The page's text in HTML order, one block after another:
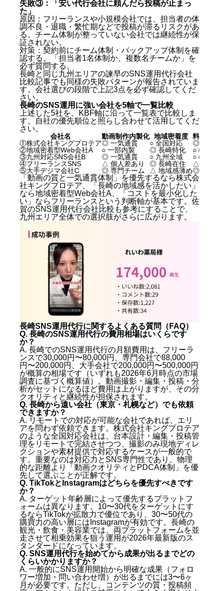
失敗③：「安い代行会社に頼んだら投稿が止まっ
た」
原因：フリーランスや小規模会社では、担当者の体
調不良・退職・繁忙期などで投稿が滞るリスクがあ
る。チーム体制が整っていない会社では継続性が保
証されない。
対策：契約前にチーム体制・バックアップ体制を確
認する。「担当者1名体制か、複数名チームか」を
必ず質問する。
長崎と同じ九州エリアの諫早のSNS運用代行会社
比較記事でも同様の失敗パターンが報告されていま
す。会社選びの段階で上記3点を必ず確認してくだ
さい。
長崎のSNS運用に強い会社を5軸で一覧比較
上述した5社を、KBF軸に沿って一覧表で比較しま
す。自社の優先順位と照らし合わせて活用してくだ
さい。
会社名 動画制作内製化 地域密着度 料金の
①株式会社キングプロテア◎ 一気通貫 ○ 全国対応
◎ 明確
②地域密着型Web会社A
○ 一部内製 ◎ 長崎特化
○ 概ね
③九州対応SNS会社B
◎ 一気通貫 ○ 九州全域
○ 概ね
④フリーランスSNS
△ 個人差あり ◎ 長崎在住
△ 要確
⑤大手デジマ会社C
◎ 専門チーム △ 地域感薄め◎ 明確
「動画の質と一気通貫体制」を優先するなら株式会
社キングプロテア、「長崎の地域感を活かしたい」
なら地域密着型Web会社A、「コストを最小化した
い」ならフリーランスという判断軸が基本です。 佐
賀のSNS運用代行会社比較 も参考にすることで、
九州エリア全体での選択肢がさらに広がります。
長崎SNS運用代行に関するよくある質問（FAQ）
Q. 長崎のSNS運用代行の費用相場はいくらです
か？
A. 長崎でのSNS運用代行の月額費用は、フリーラ
ンスで30,000円〜80,000円、専門会社で88,000
円〜200,000円、大手会社で200,000円〜500,000円
が概算の相場です（いずれも2026年6月時点の市場
調査に基づく概算値）。動画撮影・編集・投稿・分
析がセットになるほど費用は上がりますが、その分
クオリティと継続性が担保されます。
Q. 長崎から遠い会社（東京・札幌など）でも依頼
できますか？
A. リモートでの対応が可能な会社であれば、エリ
アを問わず依頼できます。株式会社キングプロテア
のような全国対応会社は、台本設計・編集・投稿管
理をリモートで完結させつつ、撮影のみ現地ディレ
クションや素材提供で対応するケースが一般的で
す。重要なのは対応力とSNS専門性であり、物理
的な距離より「動画クオリティとPDCA体制」を優
先して選ぶことが正解です。
Q. TikTokとInstagramはどちらを優先すべきです
か？
A. ターゲット年齢層によって優先するプラットフ
ォームは異なります。10〜30代をターゲットにす
るならTikTokが拡散力で優位であり、30〜50代の
購買力の高い層にはInstagramが有効です。長崎の
観光・飲食・美容業では、両プラットフォームを並
走させて相乗効果を狙う運用が2026年最新版のス
タンダードになっています。
Q. SNS運用代行を始めてから成果が出るまでどの
くらいかかりますか？
A. 一般的にSNS運用開始から明確な成果（フォロ
ワー増加・問い合わせ増）が出るまでには3〜6ヶ
月が必要です。ただし、コンテンツの質・投稿頻